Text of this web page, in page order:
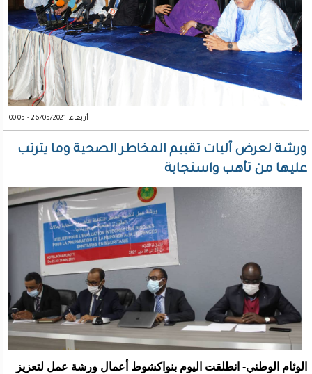
أربعاء, 26/05/2021 - 00:05
ورشة لعرض آليات تقييم المخاطر الصحية وما يترتب
عليها من تأهب واستجابة
الوئام الوطني- انطلقت اليوم بنواكشوط أعمال ورشة عمل لتعزيز